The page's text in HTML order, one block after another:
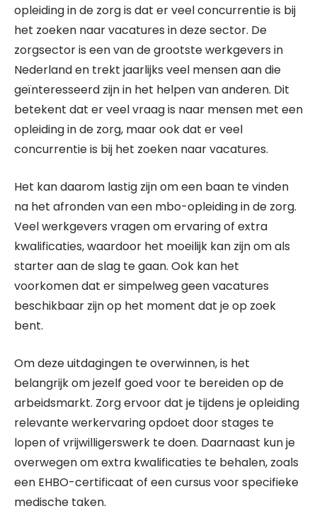
opleiding in de zorg is dat er veel concurrentie is bij
het zoeken naar vacatures in deze sector. De
zorgsector is een van de grootste werkgevers in
Nederland en trekt jaarlijks veel mensen aan die
geïnteresseerd zijn in het helpen van anderen. Dit
betekent dat er veel vraag is naar mensen met een
opleiding in de zorg, maar ook dat er veel
concurrentie is bij het zoeken naar vacatures.
Het kan daarom lastig zijn om een baan te vinden
na het afronden van een mbo-opleiding in de zorg.
Veel werkgevers vragen om ervaring of extra
kwalificaties, waardoor het moeilijk kan zijn om als
starter aan de slag te gaan. Ook kan het
voorkomen dat er simpelweg geen vacatures
beschikbaar zijn op het moment dat je op zoek
bent.
Om deze uitdagingen te overwinnen, is het
belangrijk om jezelf goed voor te bereiden op de
arbeidsmarkt. Zorg ervoor dat je tijdens je opleiding
relevante werkervaring opdoet door stages te
lopen of vrijwilligerswerk te doen. Daarnaast kun je
overwegen om extra kwalificaties te behalen, zoals
een EHBO-certificaat of een cursus voor specifieke
medische taken.